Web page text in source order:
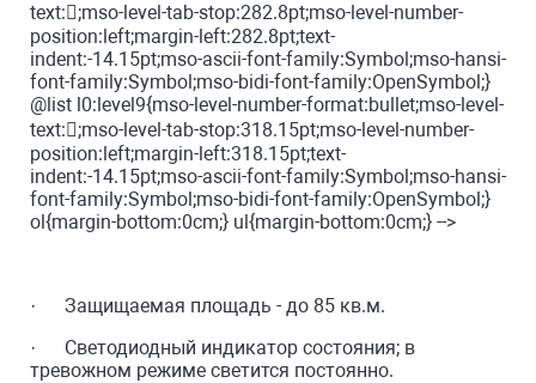
text:;mso-level-tab-stop:282.8pt;mso-level-number-
position:left;margin-left:282.8pt;text-
indent:-14.15pt;mso-ascii-font-family:Symbol;mso-hansi-
font-family:Symbol;mso-bidi-font-family:OpenSymbol;}
@list l0:level9{mso-level-number-format:bullet;mso-level-
text:;mso-level-tab-stop:318.15pt;mso-level-number-
position:left;margin-left:318.15pt;text-
indent:-14.15pt;mso-ascii-font-family:Symbol;mso-hansi-
font-family:Symbol;mso-bidi-font-family:OpenSymbol;}
ol{margin-bottom:0cm;} ul{margin-bottom:0cm;} -->
· Защищаемая площадь - до 85 кв.м.
· Светодиодный индикатор состояния; в
тревожном режиме светится постоянно.